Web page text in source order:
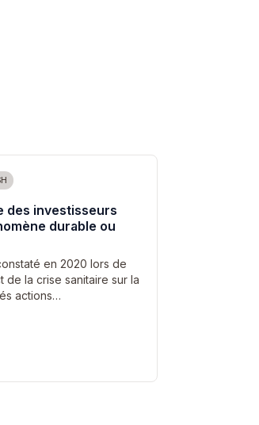
des investisseurs
durable ou
en 2020 lors de
de la crise sanitaire sur la
actions…